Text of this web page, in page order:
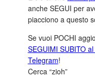
anche SEGUI per
piacciono a questo
Se vuoi POCHI
SEGUIMI SUBITO
Telegram!
Cerca “zioh”